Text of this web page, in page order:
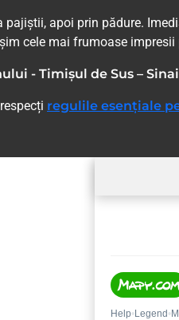
apoi prin pădure.
cele mai frumoase
- Timișul de Sus –
regulile esențiale